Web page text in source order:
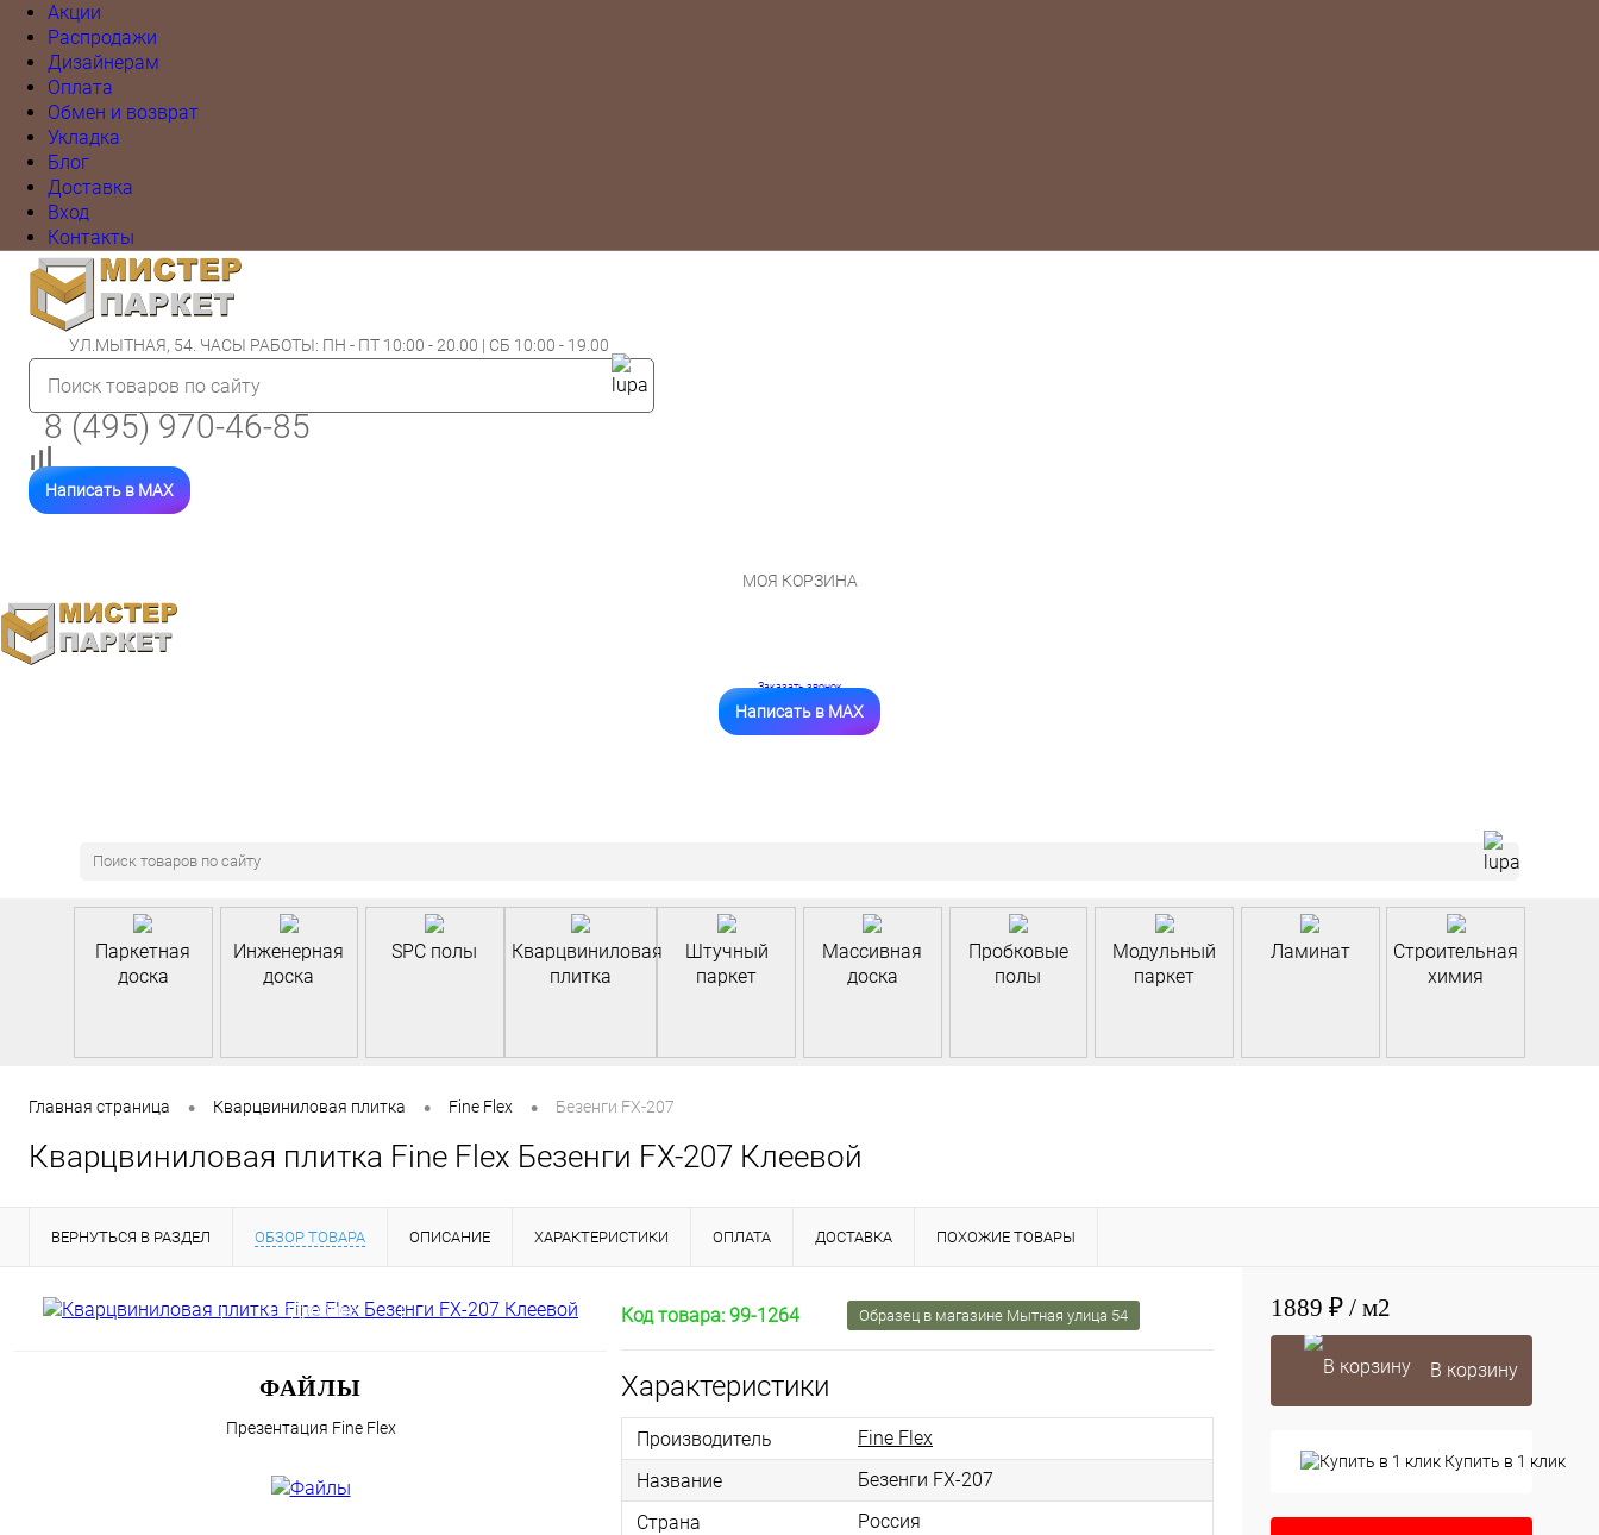
Акции
Распродажи
Дизайнерам
Оплата
Обмен и возврат
Укладка
Блог
Доставка
Вход
Контакты
УЛ.МЫТНАЯ, 54. ЧАСЫ РАБОТЫ: ПН - ПТ 10:00 - 20.00 | СБ 10:00 - 19.00
8 (495) 970-46-85
Написать в MAX
МОЯ КОРЗИНА
Заказать звонок
Написать в MAX
Паркетная
доска
Инженерная
доска
SPC полы
Кварцвиниловая
плитка
Штучный
паркет
Массивная
доска
Пробковые
полы
Модульный
паркет
Ламинат
Строительная
химия
Главная страница • Кварцвиниловая плитка • Fine Flex • Безенги FX-207
Кварцвиниловая плитка Fine Flex Безенги FX-207 Клеевой
ВЕРНУТЬСЯ В РАЗДЕЛ ОБЗОР ТОВАРА ОПИСАНИЕ ХАРАКТЕРИСТИКИ ОПЛАТА ДОСТАВКА ПОХОЖИЕ ТОВАРЫ
Подробнее
ФАЙЛЫ
Презентация Fine Flex
Код товара: 99-1264 Образец в магазине Мытная улица 54
Характеристики
Производитель
Fine Flex
Название
Безенги FX-207
Страна
Россия
1889 ₽ / м2
В корзину
Купить в 1 клик